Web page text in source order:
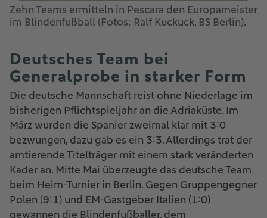
Zehn Teams ermitteln in Pescara den Europameister
im Blindenfußball (Fotos: Ralf Kuckuck, BS Berlin).
Deutsches Team bei
Generalprobe in starker Form
Die deutsche Mannschaft reist ohne Niederlage im
bisherigen Pflichtspieljahr an die Adriaküste. Im
März wurden die Spanier zweimal klar mit 3:0
bezwungen, dazu gab es ein 3:3. Allerdings trat der
amtierende Titelträger mit einem stark veränderten
Kader an. Mitte Mai überzeugte das deutsche Team
beim Heim-Turnier in Berlin. Gegen Gruppengegner
Polen (9:1) und EM-Gastgeber Italien (1:0)
gewannen die Blindenfußballer, dem